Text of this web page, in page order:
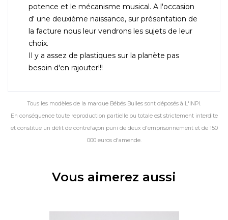
potence et le mécanisme musical. A l'occasion
d' une deuxième naissance, sur présentation de
la facture nous leur vendrons les sujets de leur
choix.
Il y a assez de plastiques sur la planète pas
besoin d'en rajouter!!!
Tous les modèles de la marque Bébés Bulles sont déposés à L'INPI.
En conséquence toute reproduction partielle ou totale est strictement interdite
et constitue un délit de contrefaçon puni de deux d'emprisonnement et de 150
000 euros d'amende.
Vous aimerez aussi